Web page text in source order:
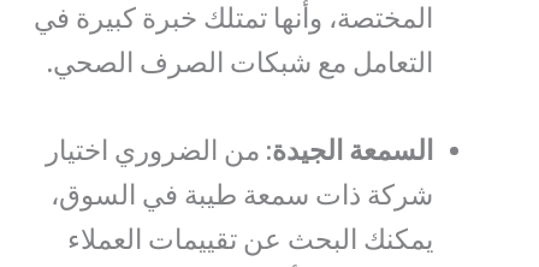
المختصة، وأنها تمتلك خبرة كبيرة في
التعامل مع شبكات الصرف الصحي.
السمعة الجيدة: من الضروري اختيار
شركة ذات سمعة طيبة في السوق،
يمكنك البحث عن تقييمات العملاء